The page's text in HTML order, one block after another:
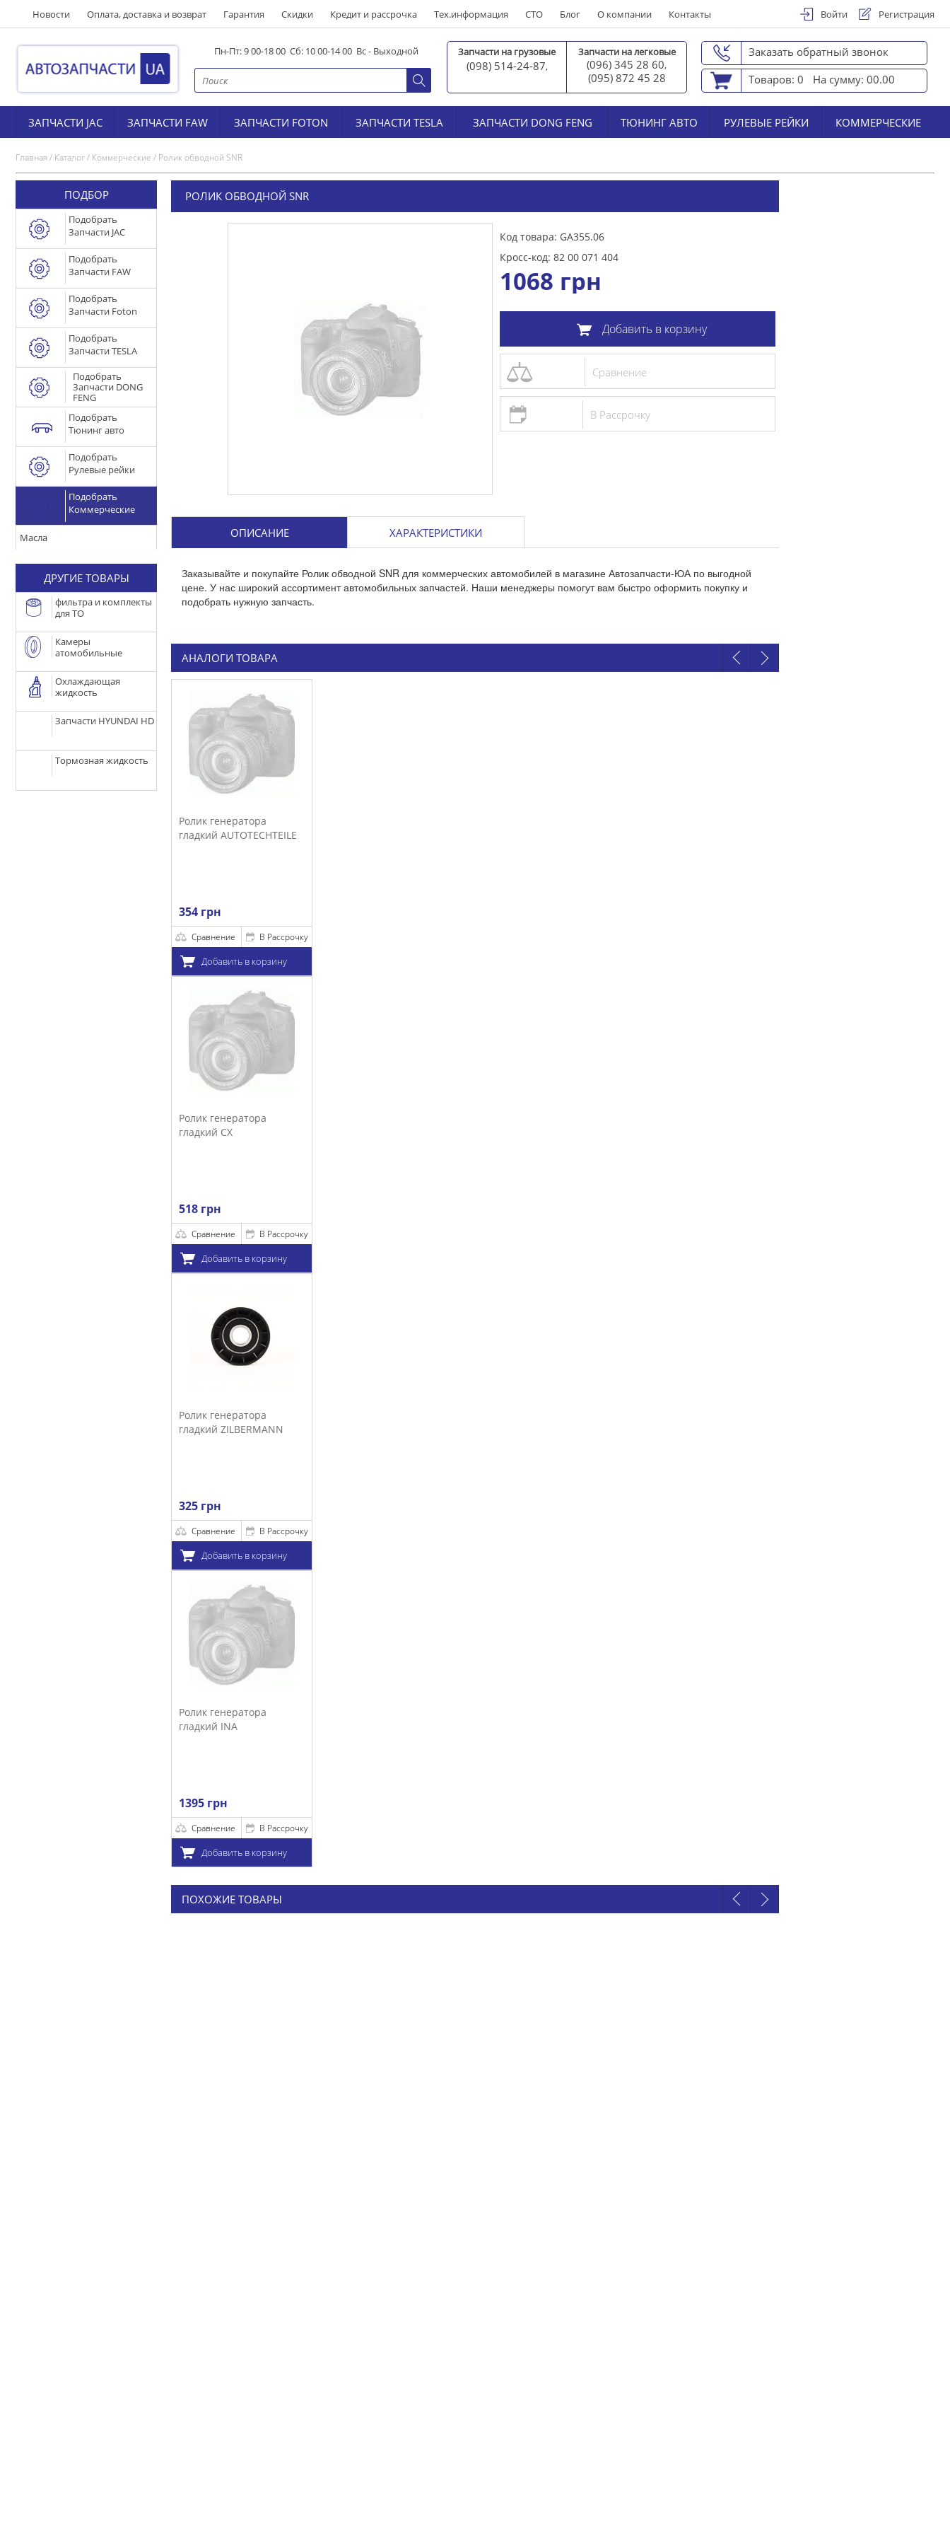
Новости Оплата, доставка и возврат Гарантия Скидки Кредит и рассрочка Тех.информация СТО Блог О компании Контакты Войти Регистрация
Пн-Пт: 9 00-18 00 Сб: 10 00-14 00 Вс - Выходной Запчасти на грузовые
(098) 514-24-87,
Запчасти на легковые
(096) 345 28 60,
(095) 872 45 28
Заказать обратный звонок
Товаров: 0
На сумму: 00.00
ЗАПЧАСТИ JAC ЗАПЧАСТИ FAW ЗАПЧАСТИ FOTON ЗАПЧАСТИ TESLA ЗАПЧАСТИ DONG FENG ТЮНИНГ АВТО РУЛЕВЫЕ РЕЙКИ КОММЕРЧЕСКИЕ
Главная/ Каталог/ Коммерческие / Ролик обводной SNR
ПОДБОР
Подобрать
Запчасти JAC
Подобрать
Запчасти FAW
Подобрать
Запчасти Foton
Подобрать
Запчасти TESLA
Подобрать
Запчасти DONG
FENG
Подобрать
Тюнинг авто
Подобрать
Рулевые рейки
Подобрать
Коммерческие
Масла
ДРУГИЕ ТОВАРЫ
фильтра и комплекты
для ТО
Камеры
атомобильные
Охлаждающая
жидкость
Запчасти HYUNDAI HD
Тормозная жидкость
РОЛИК ОБВОДНОЙ SNR
Код товара: GA355.06
Кросс-код: 82 00 071 404
1068 грн
Добавить в корзину
Сравнение
В Рассрочку
ОПИСАНИЕ ХАРАКТЕРИСТИКИ
Заказывайте и покупайте Ролик обводной SNR для коммерческих автомобилей в магазине Автозапчасти-ЮА по выгодной
цене. У нас широкий ассортимент автомобильных запчастей. Наши менеджеры помогут вам быстро оформить покупку и
подобрать нужную запчасть.
АНАЛОГИ ТОВАРА
Ролик генератора
гладкий AUTOTECHTEILE
354 грн
Сравнение В Рассрочку
Добавить в корзину
Ролик генератора
гладкий CX
518 грн
Сравнение В Рассрочку
Добавить в корзину
Ролик генератора
гладкий ZILBERMANN
325 грн
Сравнение В Рассрочку
Добавить в корзину
Ролик генератора
гладкий INA
1395 грн
Сравнение В Рассрочку
Добавить в корзину
ПОХОЖИЕ ТОВАРЫ